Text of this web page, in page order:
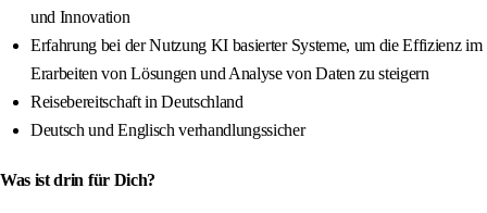
und Innovation
Erfahrung bei der Nutzung KI basierter Systeme, um die Effizienz im
Erarbeiten von Lösungen und Analyse von Daten zu steigern
Reisebereitschaft in Deutschland
Deutsch und Englisch verhandlungssicher
Was ist drin für Dich?